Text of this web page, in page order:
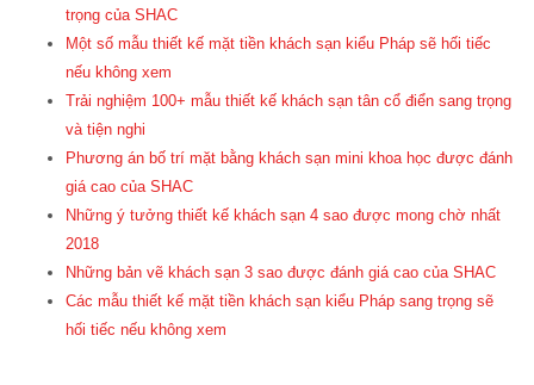
trọng của SHAC
Một số mẫu thiết kế mặt tiền khách sạn kiểu Pháp sẽ hối tiếc
nếu không xem
Trải nghiệm 100+ mẫu thiết kế khách sạn tân cổ điển sang trọng
và tiện nghi
Phương án bố trí mặt bằng khách sạn mini khoa học được đánh
giá cao của SHAC
Những ý tưởng thiết kế khách sạn 4 sao được mong chờ nhất
2018
Những bản vẽ khách sạn 3 sao được đánh giá cao của SHAC
Các mẫu thiết kế mặt tiền khách sạn kiểu Pháp sang trọng sẽ
hối tiếc nếu không xem